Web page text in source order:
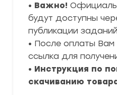
• Важно!
будут доступны
публикации
• После оплаты Вам
ссылка для
• Инструкция по
скачиванию